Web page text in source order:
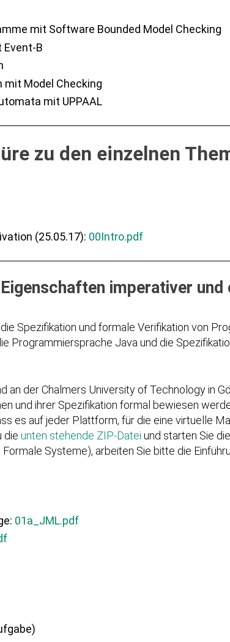
mit Software Bounded Model Checking
Event-B
Model Checking
mit UPPAAL
zu den einzelnen
(25.05.17): 00Intro.pdf
imperativer
Spezifikation und formale Verifikation von
Programmiersprache Java und die
an der Chalmers University of Technology in
und ihrer Spezifikation formal bewiesen
es auf jeder Plattform, für die eine virtuelle
die unten stehende ZIP-Datei und starten Sie
Formale Systeme), arbeiten Sie bitte die
01a_JML.pdf